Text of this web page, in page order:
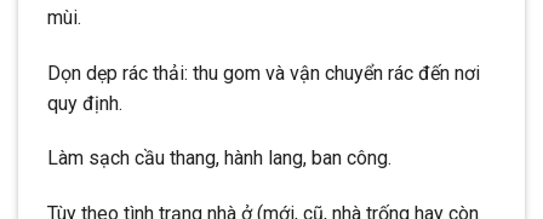
mùi.
Dọn dẹp rác thải: thu gom và vận chuyển rác đến nơi
quy định.
Làm sạch cầu thang, hành lang, ban công.
Tùy theo tình trạng nhà ở (mới, cũ, nhà trống hay còn